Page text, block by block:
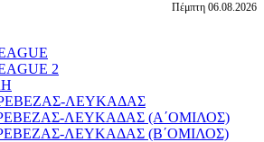
Πέμπτη 06.08.2026
2
ΛΕΥΚΑΔΑΣ
ΛΕΥΚΑΔΑΣ (Α΄ΟΜΙΛΟΣ)
ΛΕΥΚΑΔΑΣ (Β΄ΟΜΙΛΟΣ)